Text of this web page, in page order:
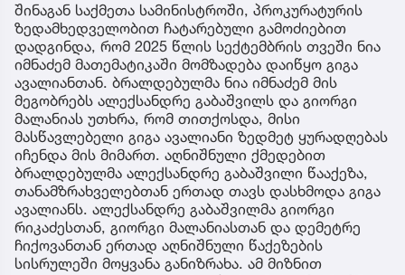
შინაგან საქმეთა სამინისტროში, პროკურატურის
ზედამხედველობით ჩატარებული გამოძიებით
დადგინდა, რომ 2025 წლის სექტემბრის თვეში ნია
იმნაძემ მათემატიკაში მომზადება დაიწყო გიგა
ავალიანთან. ბრალდებულმა ნია იმნაძემ მის
მეგობრებს ალექსანდრე გაბაშვილს და გიორგი
მალანიას უთხრა, რომ თითქოსდა, მისი
მასწავლებელი გიგა ავალიანი ზედმეტ ყურადღებას
იჩენდა მის მიმართ. აღნიშნული ქმედებით
ბრალდებულმა ალექსანდრე გაბაშვილი წააქეზა,
თანამზრახველებთან ერთად თავს დასხმოდა გიგა
ავალიანს. ალექსანდრე გაბაშვილმა გიორგი
რიკაძესთან, გიორგი მალანიასთან და დემეტრე
ჩიქოვანთან ერთად აღნიშნული წაქეზების
სისრულეში მოყვანა განიზრახა. ამ მიზნით